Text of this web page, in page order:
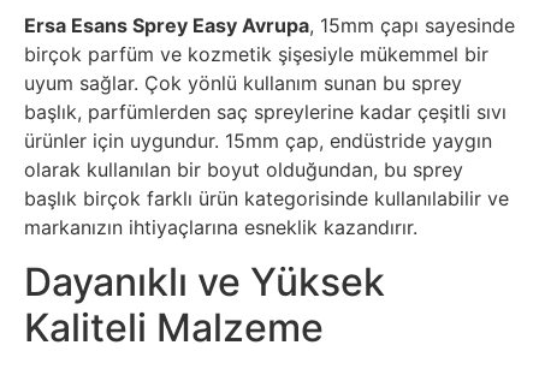
Ersa Esans Sprey Easy Avrupa, 15mm çapı sayesinde
birçok parfüm ve kozmetik şişesiyle mükemmel bir
uyum sağlar. Çok yönlü kullanım sunan bu sprey
başlık, parfümlerden saç spreylerine kadar çeşitli sıvı
ürünler için uygundur. 15mm çap, endüstride yaygın
olarak kullanılan bir boyut olduğundan, bu sprey
başlık birçok farklı ürün kategorisinde kullanılabilir ve
markanızın ihtiyaçlarına esneklik kazandırır.
Dayanıklı ve Yüksek
Kaliteli Malzeme